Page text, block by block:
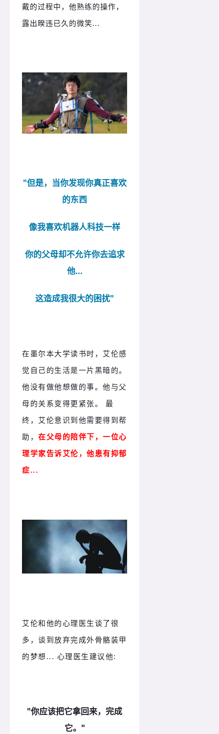
戴的过程中，他熟练的操作，
露出暌违已久的微笑...
"但是，当你发现你真正喜欢
的东西
像我喜欢机器人科技一样
你的父母却不允许你去追求
他...
这造成我很大的困扰"
在墨尔本大学读书时，艾伦感
觉自己的生活是一片黑暗的。
他没有做他想做的事。他与父
母的关系变得更紧张。 最
终，艾伦意识到他需要得到帮
助， 在父母的陪伴下，一位心
理学家告诉艾伦，他患有抑郁
症...
艾伦和他的心理医生谈了很
多，谈到放弃完成外骨骼装甲
的梦想... 心理医生建议他:
"你应该把它拿回来，完成
它。 "